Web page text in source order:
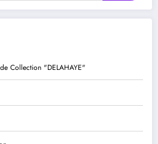
Collection "DELAHAYE"